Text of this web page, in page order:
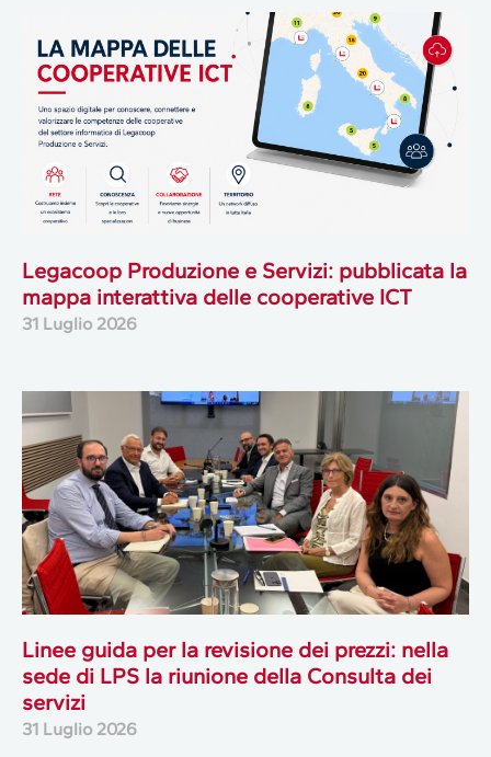
Legacoop Produzione e Servizi: pubblicata la
mappa interattiva delle cooperative ICT
31 Luglio 2026
Linee guida per la revisione dei prezzi: nella
sede di LPS la riunione della Consulta dei
servizi
31 Luglio 2026